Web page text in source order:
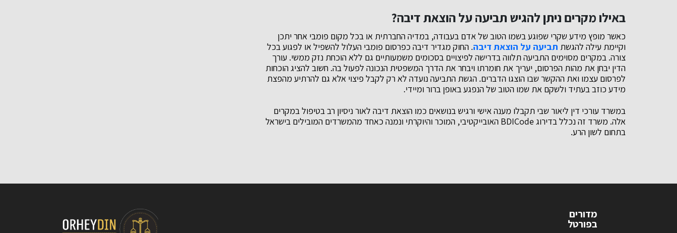
באילו מקרים ניתן להגיש תביעה על הוצאת דיבה?
כאשר מופץ מידע שקרי שפוגע בשמו הטוב של אדם בעבודה, במדיה החברתית או בכל מקום פומבי אחר יתכן
וקיימת עילה להגשת תביעה על הוצאת דיבה. החוק מגדיר דיבה כפרסום פומבי העלול להשפיל או לפגוע בכל
צורה. במקרים מסוימים התביעה תלווה בדרישה לפיצויים בסכומים משמעותיים גם ללא הוכחת נזק ממשי. עורך
הדין יבחן את מהות הפרסום, יעריך את חומרתו ויבחר את הדרך המשפטית הנכונה לפעול בה. חשוב להציג הוכחות
לפרסום עצמו ואת ההקשר שבו הוצגו הדברים. הגשת התביעה נועדה לא רק לקבל פיצוי אלא גם להרתיע מהפצת
מידע כוזב בעתיד ולשקם את שמו הטוב של הנפגע באופן ברור ומיידי.
במשרד עורכי דין ליאור שבי תקבלו מענה אישי ורגיש בנושאים כמו הוצאת דיבה לאור ניסיון רב בטיפול במקרים
אלה. משרד זה נכלל בדירוג BDICode האובייקטיבי, המוכר והיוקרתי ונמנה כאחד מהמשרדים המובילים בישראל
בתחום לשון הרע.
מדורים
בפורטל